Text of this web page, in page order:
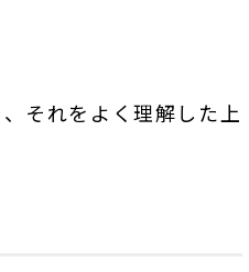
それをよく理解した上